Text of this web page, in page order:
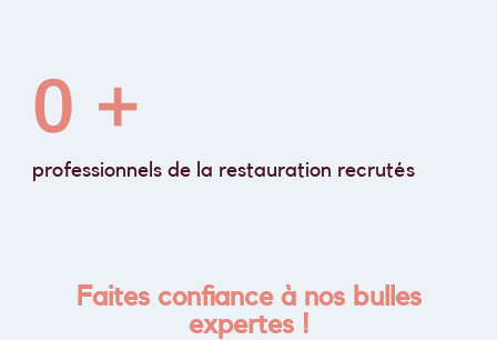
professionnels de la restauration recrutés
0 +
Faites confiance à nos bulles
expertes !